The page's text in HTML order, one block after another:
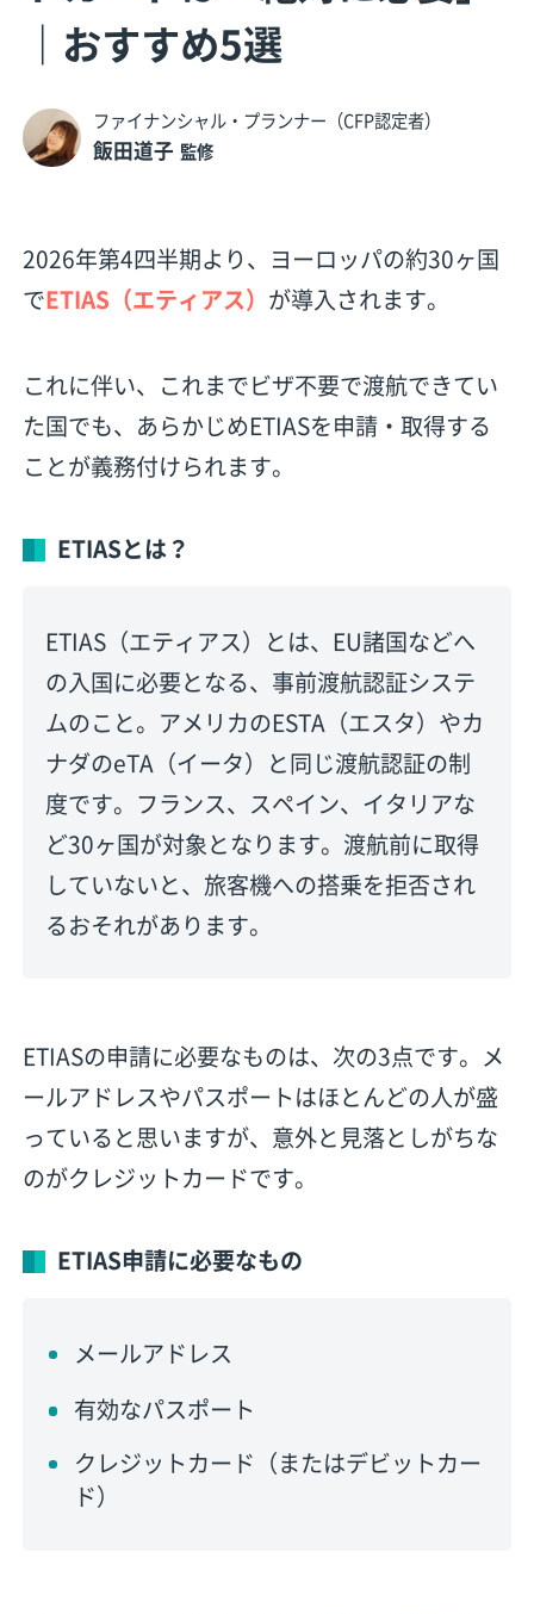
｜おすすめ5選
ファイナンシャル・プランナー（CFP認定者）
飯田道子 監修
2026年第4四半期より、ヨーロッパの約30ヶ国
でETIAS（エティアス） が導入されます。
これに伴い、これまでビザ不要で渡航できてい
た国でも、あらかじめETIASを申請・取得する
ことが義務付けられます。
ETIASとは？
ETIAS（エティアス）とは、EU諸国などへ
の入国に必要となる、事前渡航認証システ
ムのこと。アメリカのESTA（エスタ）やカ
ナダのeTA（イータ）と同じ渡航認証の制
度です。フランス、スペイン、イタリアな
ど30ヶ国が対象となります。渡航前に取得
していないと、旅客機への搭乗を拒否され
るおそれがあります。
ETIASの申請に必要なものは、次の3点です。メ
ールアドレスやパスポートはほとんどの人が盛
っていると思いますが、意外と見落としがちな
のがクレジットカードです。
ETIAS申請に必要なもの
メールアドレス
有効なパスポート
クレジットカード（またはデビットカー
ド）